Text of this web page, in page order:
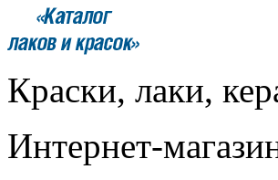
Краски, лаки,
Интернет-